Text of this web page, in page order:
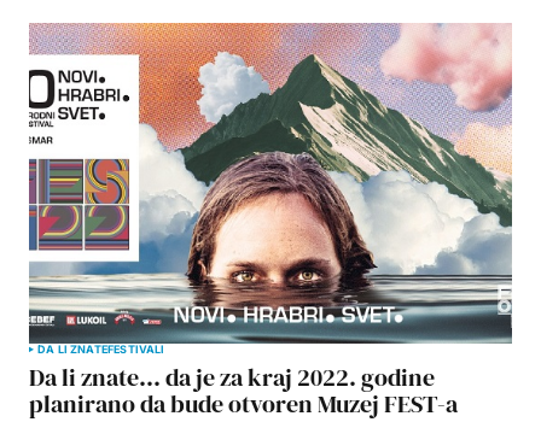
DA LI ZNATEFESTIVALI
Da li znate… da je za kraj 2022. godine
planirano da bude otvoren Muzej FEST-a